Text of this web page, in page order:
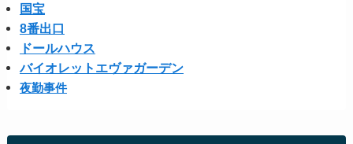
国宝
8番出口
ドールハウス
バイオレットエヴァガーデン
夜勤事件